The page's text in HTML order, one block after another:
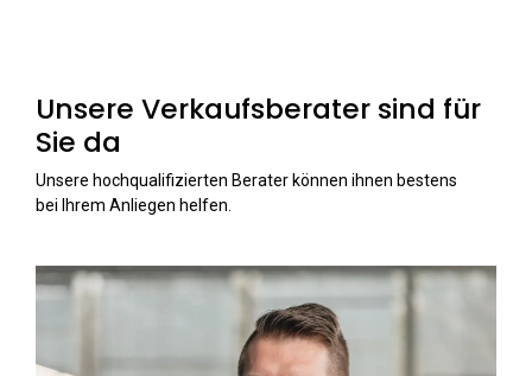
Unsere Verkaufsberater sind für
Sie da
Unsere hochqualifizierten Berater können ihnen bestens
bei Ihrem Anliegen helfen.